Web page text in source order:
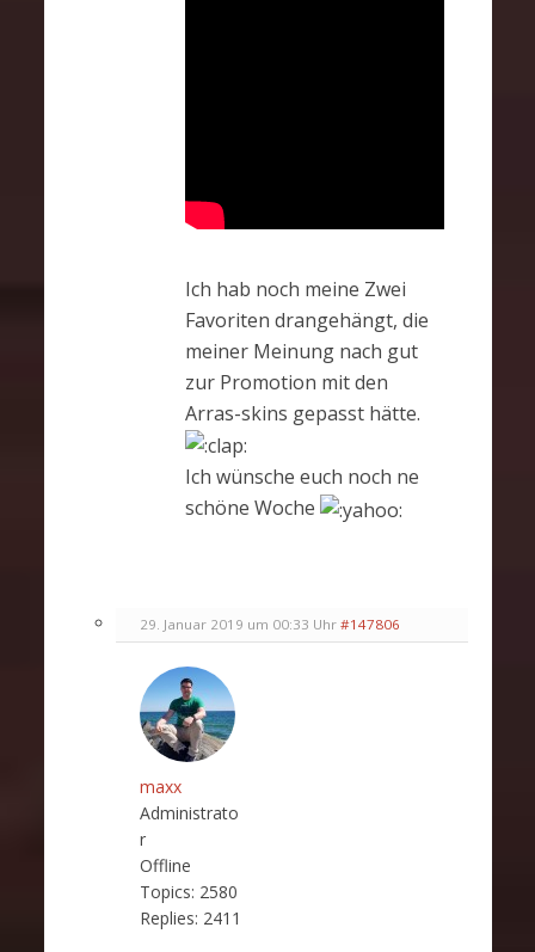
Ich hab noch meine Zwei
Favoriten drangehängt, die
meiner Meinung nach gut
zur Promotion mit den
Arras-skins gepasst hätte.
Ich wünsche euch noch ne
schöne Woche
29. Januar 2019 um 00:33 Uhr #147806
maxx
Administrato
r
Offline
Topics: 2580
Replies: 2411